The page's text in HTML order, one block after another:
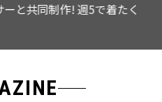
ーと共同制作! 週5で着たく